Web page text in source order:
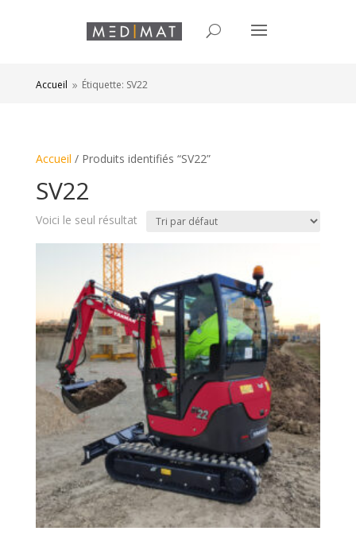
Accueil 9 Étiquette: SV22
Accueil / Produits identifiés “SV22”
SV22
Voici le seul résultat